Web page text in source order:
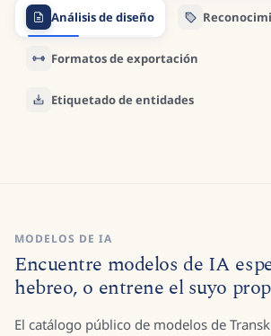
8Indeed I thought Id run my race
Good Care Im sure was of me taken
10But indeed I was much shaken
Análisis de diseño
Formatos de exportación
Etiquetado de entidades
MODELOS DE IA
Encuentre modelos de IA
hebreo, o entrene el suyo
El catálogo público de modelos de